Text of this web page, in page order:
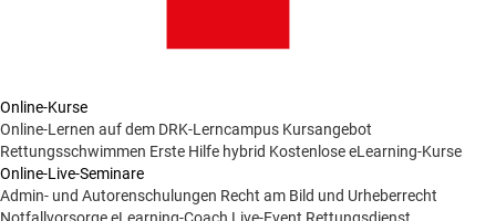
Online-Kurse
Online-Lernen auf dem DRK-Lerncampus Kursangebot
Rettungsschwimmen Erste Hilfe hybrid Kostenlose eLearning-Kurse
Online-Live-Seminare
Admin- und Autorenschulungen Recht am Bild und Urheberrecht